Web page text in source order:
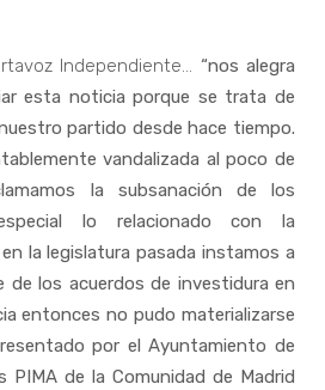
Independiente… “nos alegra
esta noticia porque se trata de
partido desde hace tiempo.
vandalizada al poco de
la subsanación de los
lo relacionado con la
la legislatura pasada instamos a
de los acuerdos de investidura en
entonces no pudo materializarse
por el Ayuntamiento de
PIMA de la Comunidad de Madrid